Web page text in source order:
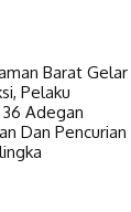
Barat Gelar
Pelaku
Adegan
Dan Pencurian